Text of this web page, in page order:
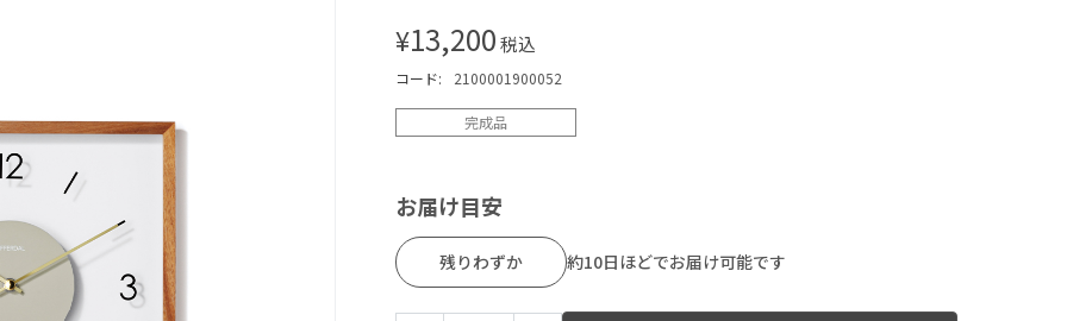
¥13,200税込
コード: 2100001900052
完成品
お届け目安
残りわずか 約10日ほどでお届け可能です